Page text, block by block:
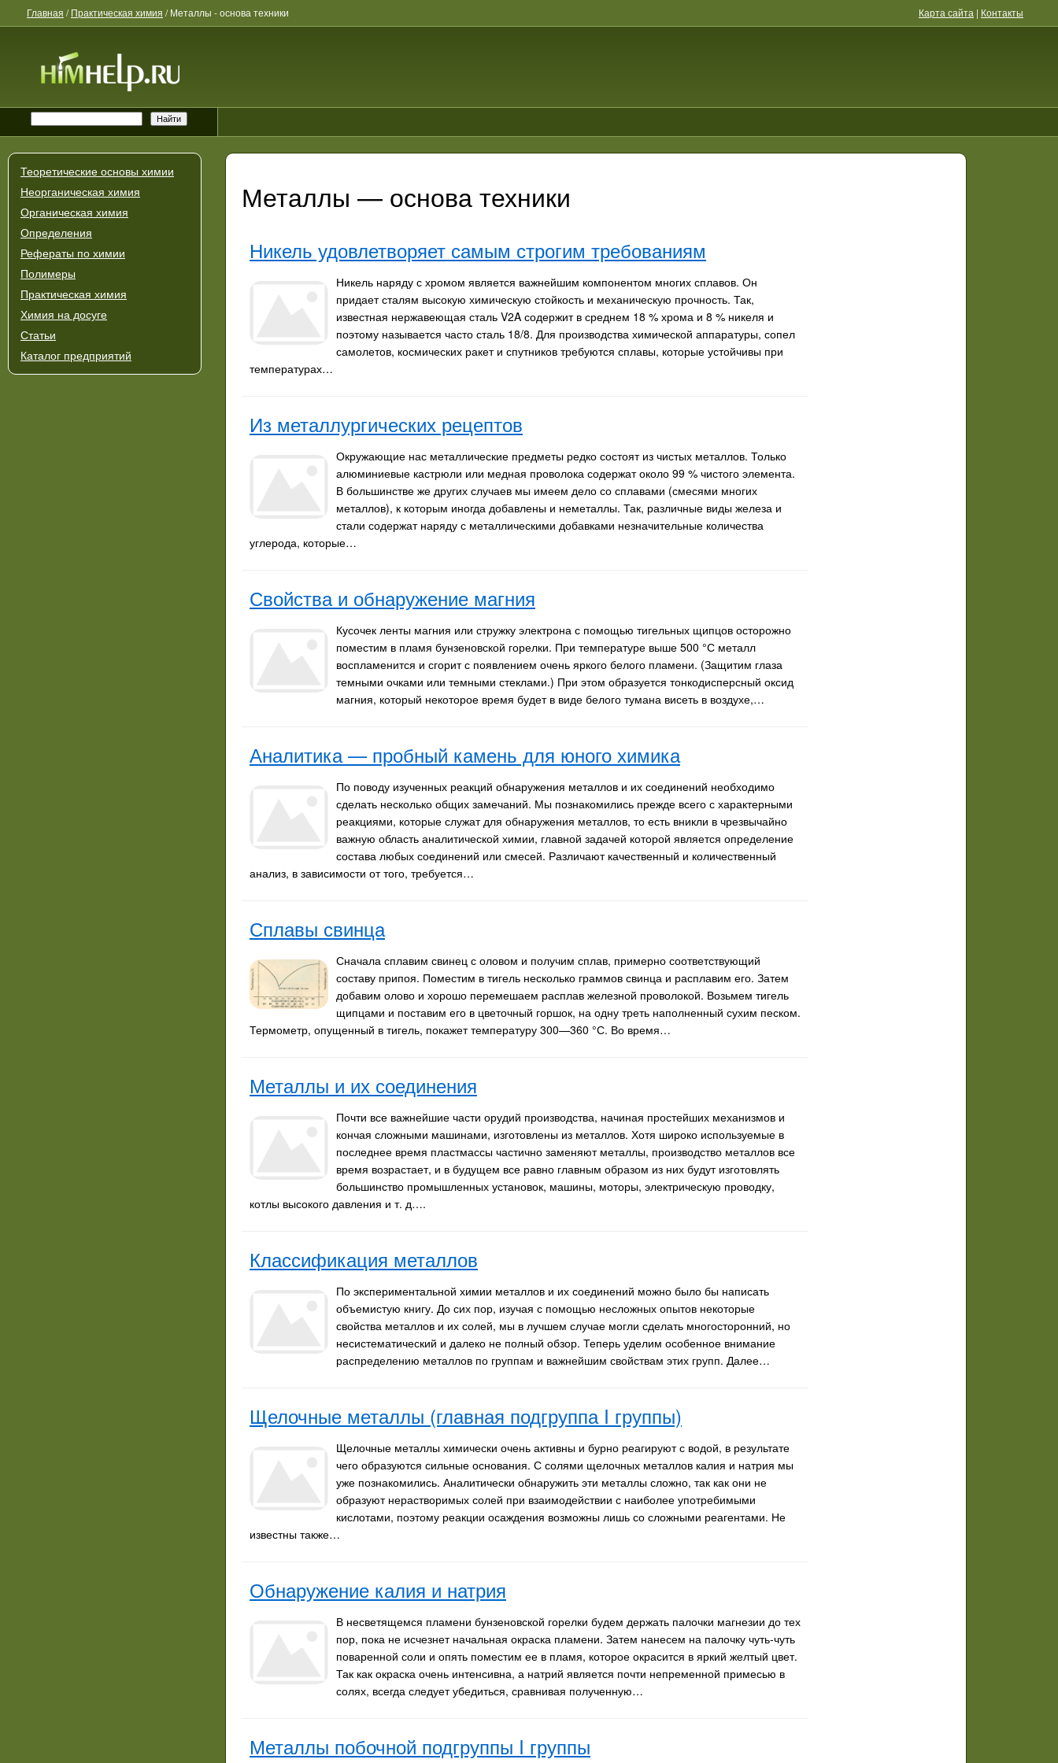
Главная /Практическая химия /Металлы - основа техники Карта сайта | Контакты
Теоретические основы химии
Неорганическая химия
Органическая химия
Определения
Рефераты по химии
Полимеры
Практическая химия
Химия на досуге
Статьи
Каталог предприятий
Металлы — основа техники
Никель удовлетворяет самым строгим требованиям
Никель наряду с хромом является важнейшим компонентом многих сплавов. Он
придает сталям высокую химическую стойкость и механическую прочность. Так,
известная нержавеющая сталь V2A содержит в среднем 18 % хрома и 8 % никеля и
поэтому называется часто сталь 18/8. Для производства химической аппаратуры, сопел
самолетов, космических ракет и спутников требуются сплавы, которые устойчивы при
температурах…
Из металлургических рецептов
Окружающие нас металлические предметы редко состоят из чистых металлов. Только
алюминиевые кастрюли или медная проволока содержат около 99 % чистого элемента.
В большинстве же других случаев мы имеем дело со сплавами (смесями многих
металлов), к которым иногда добавлены и неметаллы. Так, различные виды железа и
стали содержат наряду с металлическими добавками незначительные количества
углерода, которые…
Свойства и обнаружение магния
Кусочек ленты магния или стружку электрона с помощью тигельных щипцов осторожно
поместим в пламя бунзеновской горелки. При температуре выше 500 °С металл
воспламенится и сгорит с появлением очень яркого белого пламени. (Защитим глаза
темными очками или темными стеклами.) При этом образуется тонкодисперсный оксид
магния, который некоторое время будет в виде белого тумана висеть в воздухе,…
Аналитика — пробный камень для юного химика
По поводу изученных реакций обнаружения металлов и их соединений необходимо
сделать несколько общих замечаний. Мы познакомились прежде всего с характерными
реакциями, которые служат для обнаружения металлов, то есть вникли в чрезвычайно
важную область аналитической химии, главной задачей которой является определение
состава любых соединений или смесей. Различают качественный и количественный
анализ, в зависимости от того, требуется…
Сплавы свинца
Сначала сплавим свинец с оловом и получим сплав, примерно соответствующий
составу припоя. Поместим в тигель несколько граммов свинца и расплавим его. Затем
добавим олово и хорошо перемешаем расплав железной проволокой. Возьмем тигель
щипцами и поставим его в цветочный горшок, на одну треть наполненный сухим песком.
Термометр, опущенный в тигель, покажет температуру 300—360 °С. Во время…
Металлы и их соединения
Почти все важнейшие части орудий производства, начиная простейших механизмов и
кончая сложными машинами, изготовлены из металлов. Хотя широко используемые в
последнее время пластмассы частично заменяют металлы, производство металлов все
время возрастает, и в будущем все равно главным образом из них будут изготовлять
большинство промышленных установок, машины, моторы, электрическую проводку,
котлы высокого давления и т. д….
Классификация металлов
По экспериментальной химии металлов и их соединений можно было бы написать
объемистую книгу. До сих пор, изучая с помощью несложных опытов некоторые
свойства металлов и их солей, мы в лучшем случае могли сделать многосторонний, но
несистематический и далеко не полный обзор. Теперь уделим особенное внимание
распределению металлов по группам и важнейшим свойствам этих групп. Далее…
Щелочные металлы (главная подгруппа I группы)
Щелочные металлы химически очень активны и бурно реагируют с водой, в результате
чего образуются сильные основания. С солями щелочных металлов калия и натрия мы
уже познакомились. Аналитически обнаружить эти металлы сложно, так как они не
образуют нерастворимых солей при взаимодействии с наиболее употребимыми
кислотами, поэтому реакции осаждения возможны лишь со сложными реагентами. Не
известны также…
Обнаружение калия и натрия
В несветящемся пламени бунзеновской горелки будем держать палочки магнезии до тех
пор, пока не исчезнет начальная окраска пламени. Затем нанесем на палочку чуть-чуть
поваренной соли и опять поместим ее в пламя, которое окрасится в яркий желтый цвет.
Так как окраска очень интенсивна, а натрий является почти непременной примесью в
солях, всегда следует убедиться, сравнивая полученную…
Металлы побочной подгруппы I группы